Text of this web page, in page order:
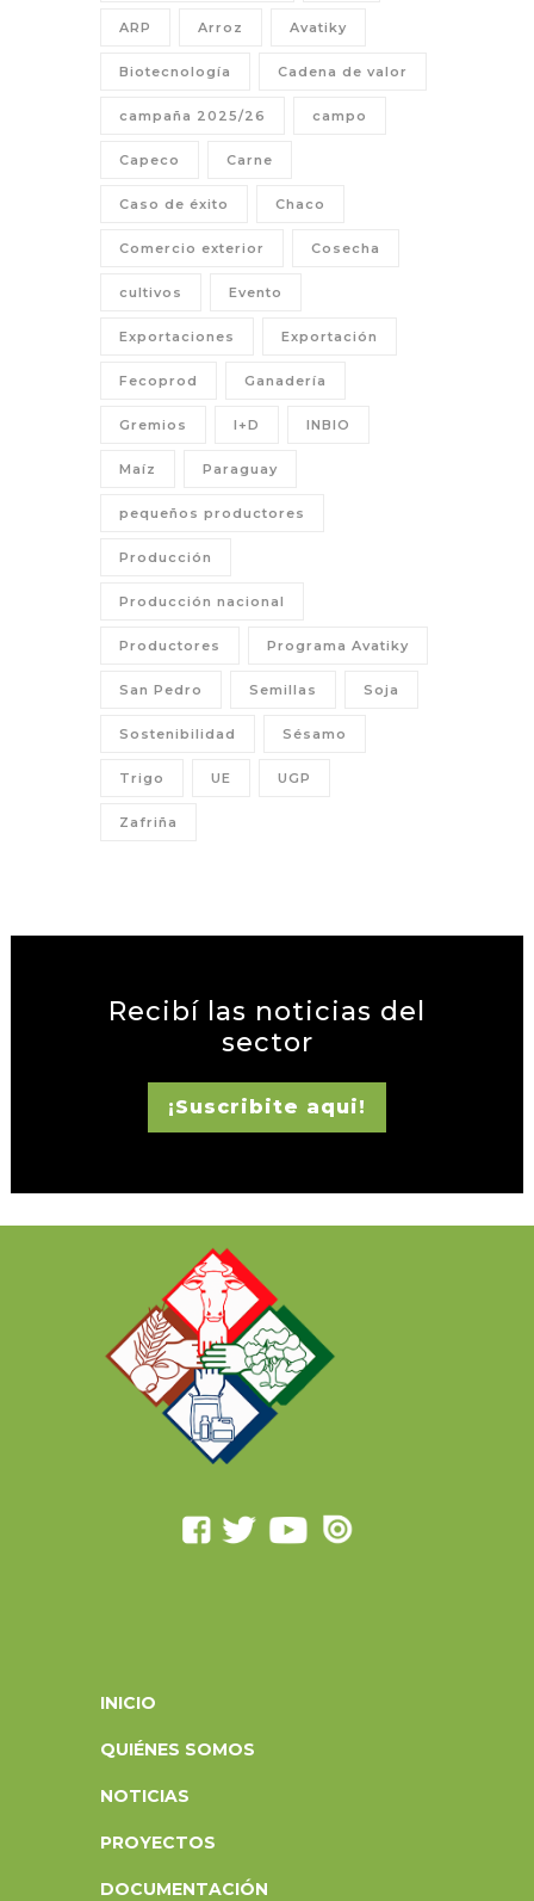
ARP Arroz Avatiky
Biotecnología Cadena de valor
campaña 2025/26 campo
Capeco Carne
Caso de éxito Chaco
Comercio exterior Cosecha
cultivos Evento
Exportaciones Exportación
Fecoprod Ganadería
Gremios I+D INBIO
Maíz Paraguay
pequeños productores
Producción
Producción nacional
Productores Programa Avatiky
San Pedro Semillas Soja
Sostenibilidad Sésamo
Trigo UE UGP
Zafriña
Recibí las noticias del
sector
¡Suscribite aqui!
INICIO
QUIÉNES SOMOS
NOTICIAS
PROYECTOS
DOCUMENTACIÓN